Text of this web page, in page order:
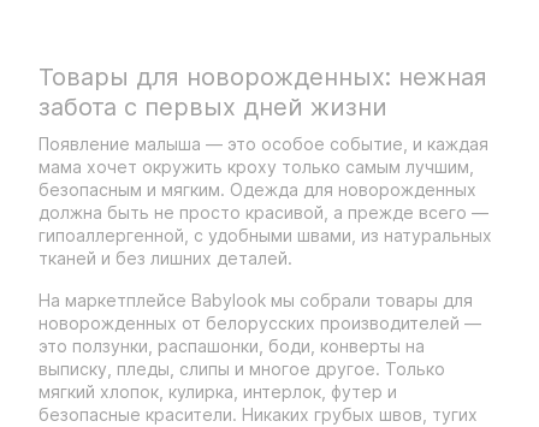
Товары для новорожденных: нежная
забота с первых дней жизни
Появление малыша — это особое событие, и каждая
мама хочет окружить кроху только самым лучшим,
безопасным и мягким. Одежда для новорожденных
должна быть не просто красивой, а прежде всего —
гипоаллергенной, с удобными швами, из натуральных
тканей и без лишних деталей.
На маркетплейсе Babylook мы собрали товары для
новорожденных от белорусских производителей —
это ползунки, распашонки, боди, конверты на
выписку, пледы, слипы и многое другое. Только
мягкий хлопок, кулирка, интерлок, футер и
безопасные красители. Никаких грубых швов, тугих